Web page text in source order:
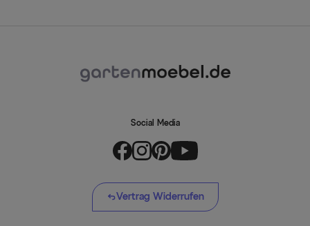
Social Media
Vertrag Widerrufen